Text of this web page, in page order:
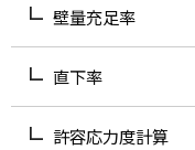
壁量充足率
直下率
許容応力度計算